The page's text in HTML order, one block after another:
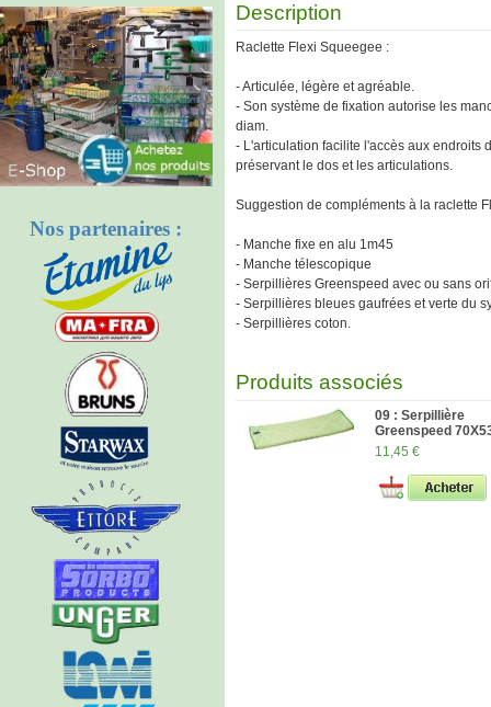
Nos partenaires :
Description
Raclette Flexi Squeegee :
- Articulée, légère et agréable.
- Son système de fixation autorise les
diam.
- L'articulation facilite l'accès aux endroits
préservant le dos et les articulations.
Suggestion de compléments à la raclette
- Manche fixe en alu 1m45
- Manche télescopique
- Serpillières Greenspeed avec ou sans
- Serpillières bleues gaufrées et verte du
- Serpillières coton.
Produits associés
09 : Serpillière
Greenspeed
11,45 €